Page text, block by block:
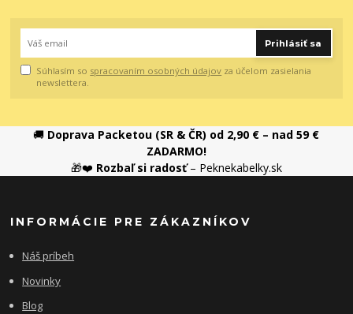
Prihlásiť sa
Súhlasím so spracovaním osobných údajov za účelom zasielania
newslettera.
🚚 Doprava Packetou (SR & ČR) od 2,90 € – nad 59 €
ZADARMO!
🎁❤️ Rozbaľ si radosť– Peknekabelky.sk
INFORMÁCIE PRE ZÁKAZNÍKOV
Náš príbeh
Novinky
Blog